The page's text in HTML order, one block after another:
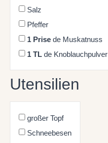
Salz
Pfeffer
1 Prise de Muskatnuss
1 TL de Knoblauchpulver
Utensilien
großer Topf
Schneebesen